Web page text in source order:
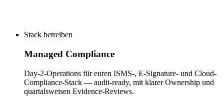
Stack betreiben
Managed Compliance
Day-2-Operations für euren ISMS-, E-Signature- und Cloud-
Compliance-Stack — audit-ready, mit klarer Ownership und
quartalsweisen Evidence-Reviews.